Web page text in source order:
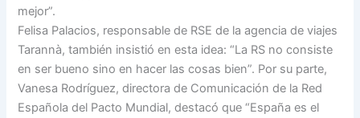
mejor”.
Felisa Palacios, responsable de RSE de la agencia de viajes
Tarannà, también insistió en esta idea: “La RS no consiste
en ser bueno sino en hacer las cosas bien”. Por su parte,
Vanesa Rodríguez, directora de Comunicación de la Red
Española del Pacto Mundial, destacó que “España es el